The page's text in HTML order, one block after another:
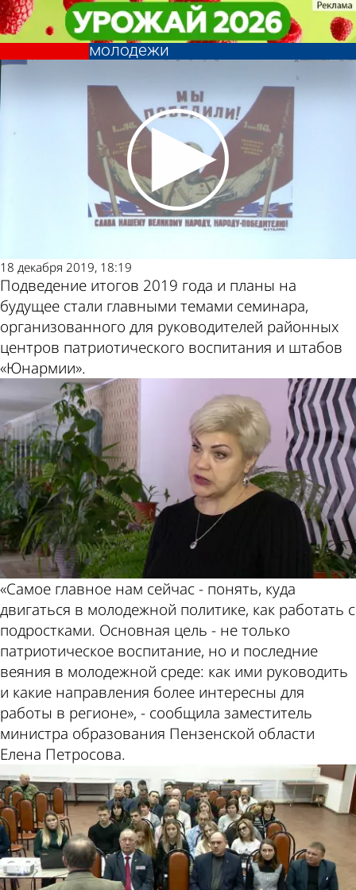
В Пензе обсудили методики
патриотического воспитания
молодежи
Общество
18 декабря 2019, 18:19
Подведение итогов 2019 года и планы на
будущее стали главными темами семинара,
организованного для руководителей районных
центров патриотического воспитания и штабов
«Юнармии».
«Самое главное нам сейчас - понять, куда
двигаться в молодежной политике, как работать с
подростками. Основная цель - не только
патриотическое воспитание, но и последние
веяния в молодежной среде: как ими руководить
и какие направления более интересны для
работы в регионе», - сообщила заместитель
министра образования Пензенской области
Елена Петросова.
В Пензе обсудили методики
патриотического воспитания
молодежи
Общество
Другие
новости по
теме
Погода и
курсы валют
в Пензе